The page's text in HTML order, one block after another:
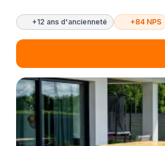
+12 ans d'ancienneté +84 NPS